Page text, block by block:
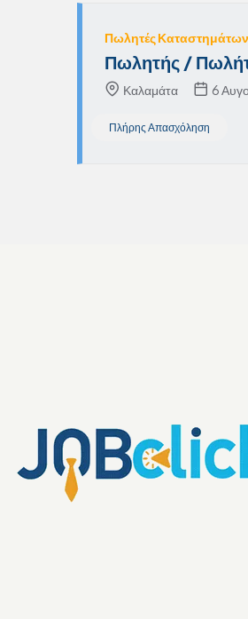
Πωλητές Καταστημάτων
Πωλητής /
Καλαμάτα 6
Πλήρης Απασχόληση